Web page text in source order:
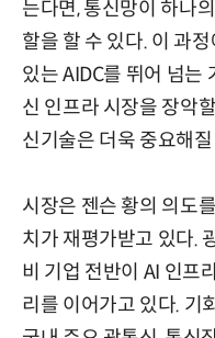
는다면, 통신망이 하나
할을 할 수 있다. 이 과
있는 AIDC를 뛰어 넘는
신 인프라 시장을 장악
신기술은 더욱 중요해
시장은 젠슨 황의 의도
치가 재평가받고 있다.
비 기업 전반이 AI 인프
리를 이어가고 있다. 기